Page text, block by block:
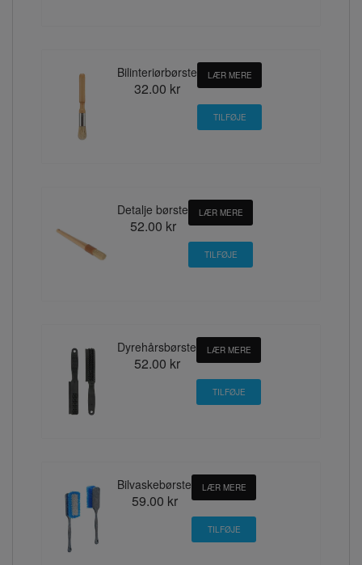
Bilinteriørbørste
32.00 kr
LÆR MERE
Detalje børste
52.00 kr
LÆR MERE
Dyrehårsbørste
52.00 kr
LÆR MERE
Bilvaskebørste
59.00 kr
LÆR MERE